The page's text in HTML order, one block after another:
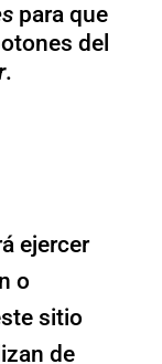
para que
del
.
ejercer
o
sitio
de